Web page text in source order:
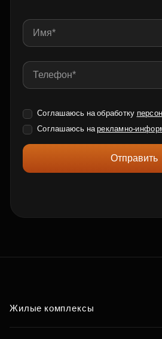
Соглашаюсь на обработку
Соглашаюсь нарекламно-
Отправить
Жилые комплексы